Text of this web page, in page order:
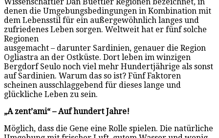
denen die Umgebungsbedingungen in Kombination mit
dem Lebensstil für ein außergewöhnlich langes und
zufriedenes Leben sorgen. Weltweit hat er fünf solche
Regionen
ausgemacht – darunter Sardinien, genauer die Region
Ogliastra an der Ostküste. Dort leben im winzigen
Bergdorf Seulo noch viel mehr Hundertjährige als sonst
auf Sardinien. Warum das so ist? Fünf Faktoren
scheinen ausschlaggebend für dieses lange und
glückliche Leben zu sein.
„A zent’ami“ – Auf hundert Jahre!
Möglich, dass die Gene eine Rolle spielen. Die natürliche